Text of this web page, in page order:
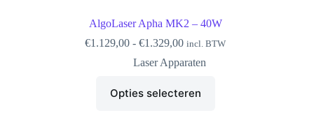
AlgoLaser Apha MK2 – 40W
€1.129,00 - €1.329,00Prijsklasse:
tot
incl. BTW
Laser Apparaten
Opties selecteren
product